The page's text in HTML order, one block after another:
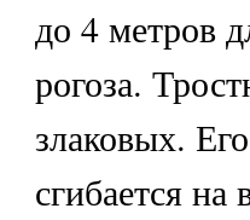
до 4 метров
рогоза.
злаковых.
сгибается